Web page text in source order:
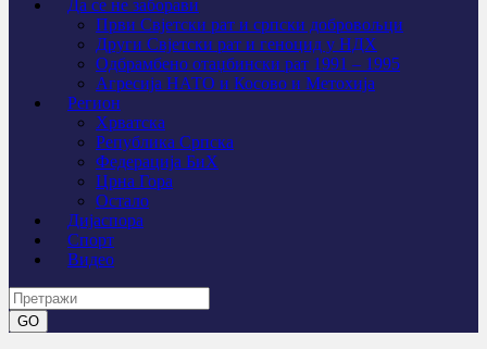
Да се не заборави
Први Свјeтски рат и српски добровољци
Други Свјетски рат и геноцид у НДХ
Одбрамбено отаџбински рат 1991 – 1995
Агресија НАТО и Косово и Метохија
Регион
Хрватска
Република Српска
Федерација БиХ
Црна Гора
Остало
Дијаспора
Спорт
Видео